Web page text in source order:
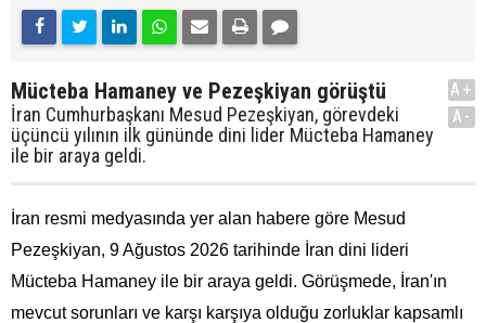
Mücteba Hamaney ve Pezeşkiyan görüştü
İran Cumhurbaşkanı Mesud Pezeşkiyan, görevdeki
üçüncü yılının ilk gününde dini lider Mücteba Hamaney
ile bir araya geldi.
A+
A-
İran resmi medyasında yer alan habere göre Mesud
Pezeşkiyan, 9 Ağustos 2026 tarihinde İran dini lideri
Mücteba Hamaney ile bir araya geldi. Görüşmede, İran'ın
mevcut sorunları ve karşı karşıya olduğu zorluklar kapsamlı